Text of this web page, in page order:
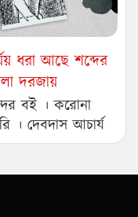
ধরা আছে শব্দের
দরজায়
বই । করোনা
। দেবদাস আচার্য